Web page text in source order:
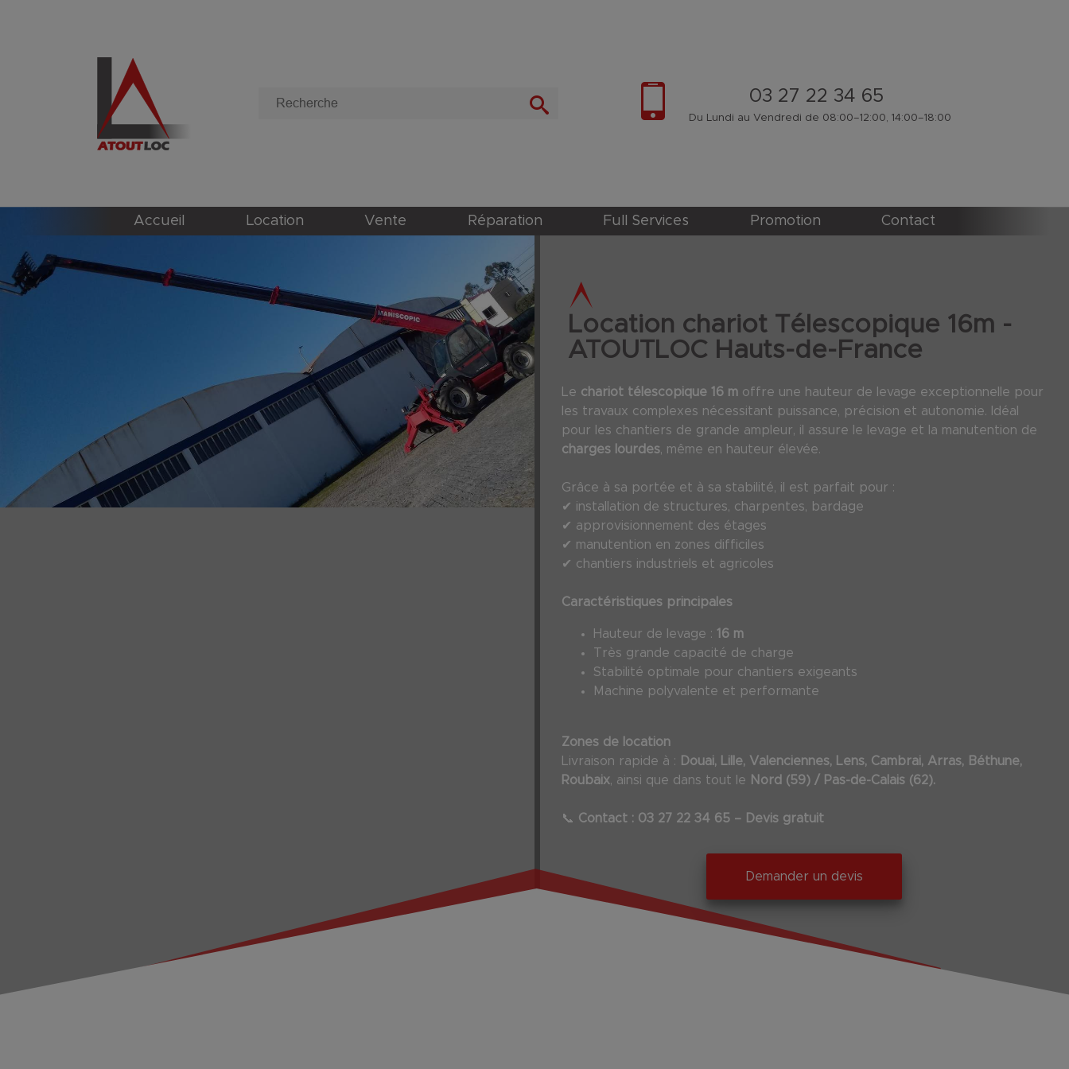
03 27 22 34 65
Du Lundi au Vendredi de 08:00–12:00, 14:00–18:00
Accueil Location Vente Réparation Full Services Promotion Contact
Location chariot Télescopique 16m -
ATOUTLOC Hauts-de-France
Le chariot télescopique 16 m offre une hauteur de levage exceptionnelle pour
les travaux complexes nécessitant puissance, précision et autonomie. Idéal
pour les chantiers de grande ampleur, il assure le levage et la manutention de
charges lourdes, même en hauteur élevée.
Grâce à sa portée et à sa stabilité, il est parfait pour :
✔ installation de structures, charpentes, bardage
✔ approvisionnement des étages
✔ manutention en zones difficiles
✔ chantiers industriels et agricoles
Caractéristiques principales
Hauteur de levage : 16 m
Très grande capacité de charge
Stabilité optimale pour chantiers exigeants
Machine polyvalente et performante
Zones de location
Livraison rapide à :
Douai, Lille, Valenciennes, Lens, Cambrai, Arras, Béthune,
Roubaix, ainsi que dans tout le Nord (59) / Pas-de-Calais (62).
📞 Contact : 03 27 22 34 65 – Devis gratuit
Demander un devis